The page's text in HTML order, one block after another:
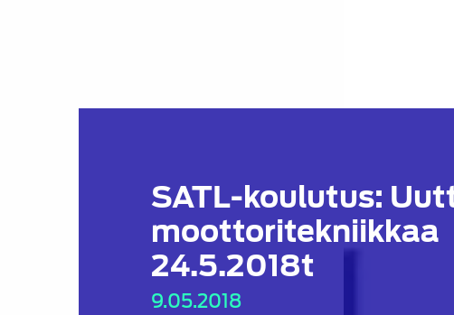
SATL-koulutus:
moottoritekniikkaa
24.5.2018t
9.05.2018